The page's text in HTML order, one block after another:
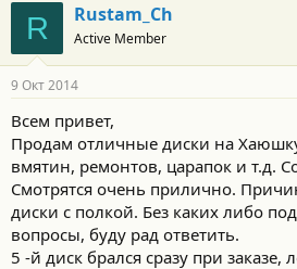
т
о
т
е
м
ы
т
а
н
а
а
а
R Rustam_Ch
Active Member
9 Окт 2014
Всем привет,
Продам отличные диски на
вмятин, ремонтов, царапок и т.д.
Смотрятся очень прилично.
диски с полкой. Без каких либо
вопросы, буду рад ответить.
5 -й диск брался сразу при заказе,